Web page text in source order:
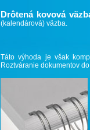
Drôtená kovová
(kalendárová) väzba.
Táto výhoda je však
Roztváranie dokumentov